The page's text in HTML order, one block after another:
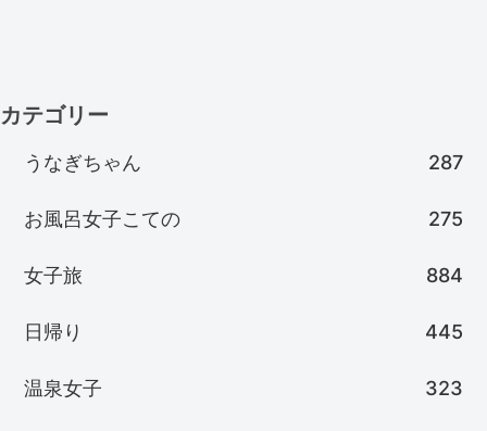
カテゴリー
うなぎちゃん 287
お風呂女子こての 275
女子旅 884
日帰り 445
温泉女子 323